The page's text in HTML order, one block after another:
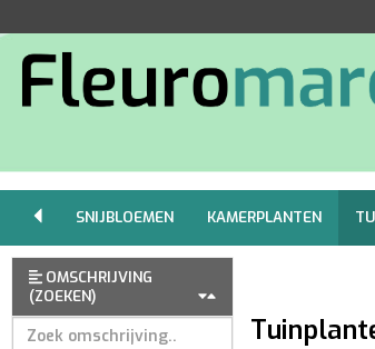
SNIJBLOEMEN KAMERPLANTEN
OMSCHRIJVING
(ZOEKEN)